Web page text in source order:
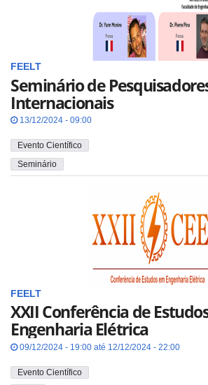
FEELT
Seminário de
Internacionais
13/12/2024 - 09:00
Evento Científico
Seminário
FEELT
XXII Conferência de
Engenharia Elétrica
09/12/2024 - 19:00 até 12/12/2024 - 22:00
Evento Científico